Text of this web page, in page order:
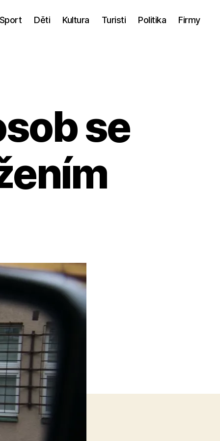
Sport Děti Kultura Turisti Politika Firmy
se